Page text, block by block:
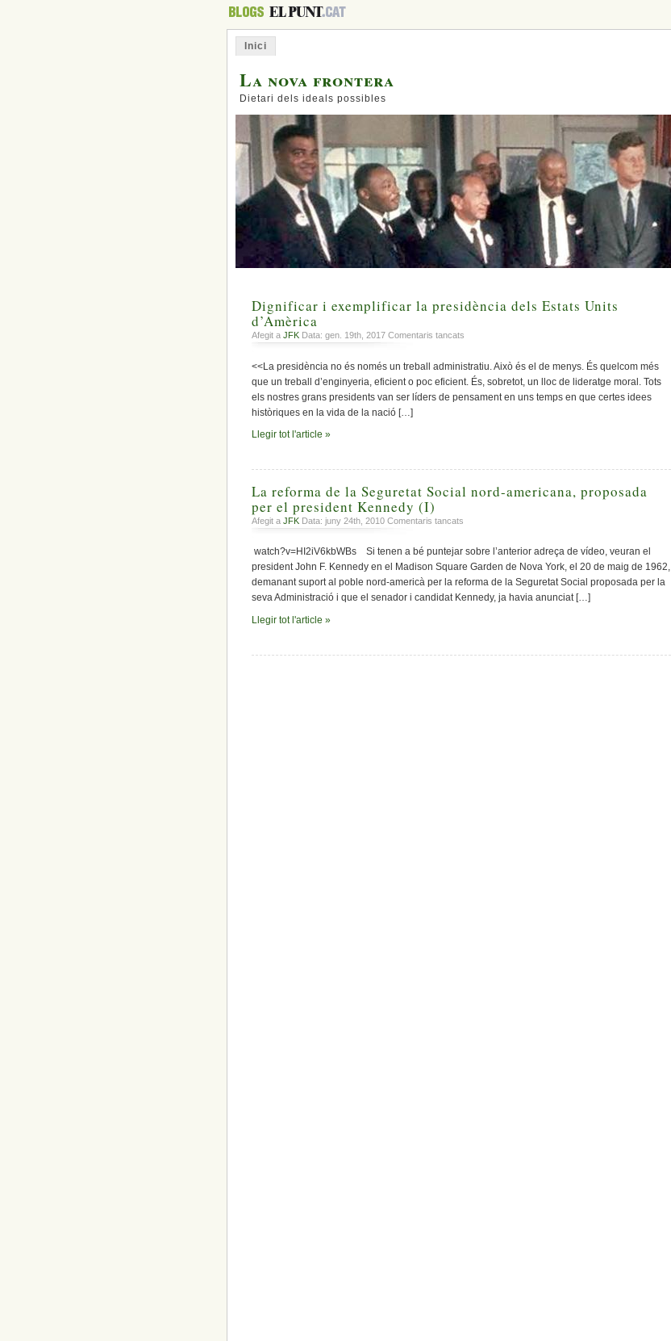
Inici
La nova frontera
Dietari dels ideals possibles
Dignificar i exemplificar la presidència dels Estats Units
d’Amèrica
Afegit a JFK Data: gen. 19th, 2017 Comentaris tancats
exemplificar
presidència
<<La presidència no és només un treball administratiu. Això és el de menys. És quelcom més
que un treball d’enginyeria, eficient o poc eficient. És, sobretot, un lloc de lideratge moral. Tots
els nostres grans presidents van ser líders de pensament en uns temps en que certes idees
històriques en la vida de la nació […]
Llegir tot l'article »
La reforma de la Seguretat Social nord-americana, proposada
per el president Kennedy (I)
Afegit a JFK Data: juny 24th, 2010 Comentaris tancats
reforma
de
Seguretat
Social
per
watch?v=HI2iV6kbWBs Si tenen a bé puntejar sobre l’anterior adreça de vídeo, veuran el
president John F. Kennedy en el Madison Square Garden de Nova York, el 20 de maig de 1962,
demanant suport al poble nord-americà per la reforma de la Seguretat Social proposada per la
seva Administració i que el senador i candidat Kennedy, ja havia anunciat […]
Llegir tot l'article »